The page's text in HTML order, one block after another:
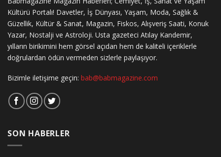
Kültürü Portalı! Davetler, İş Dünyası, Yaşam, Moda, Sağlık &
Güzellik, Kültür & Sanat, Magazin, Fiskos, Alışveriş Saati, Konuk
Yazar, Nostalji ve Astroloji. Usta gazeteci Atılay Kandemir,
yılların birikimini hem görsel açıdan hem de kaliteli içeriklerle
doğrulardan ödün vermeden sizlerle paylaşıyor.
Bizimle iletişime geçin: bab@babmagazine.com
SON HABERLER